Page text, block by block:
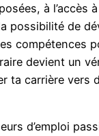
à l’accès
possibilité de
compétences
devient un
ta carrière vers
d’emploi